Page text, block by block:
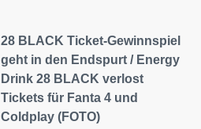
28 BLACK Ticket-Gewinnspiel
geht in den Endspurt / Energy
Drink 28 BLACK verlost
Tickets für Fanta 4 und
Coldplay (FOTO)